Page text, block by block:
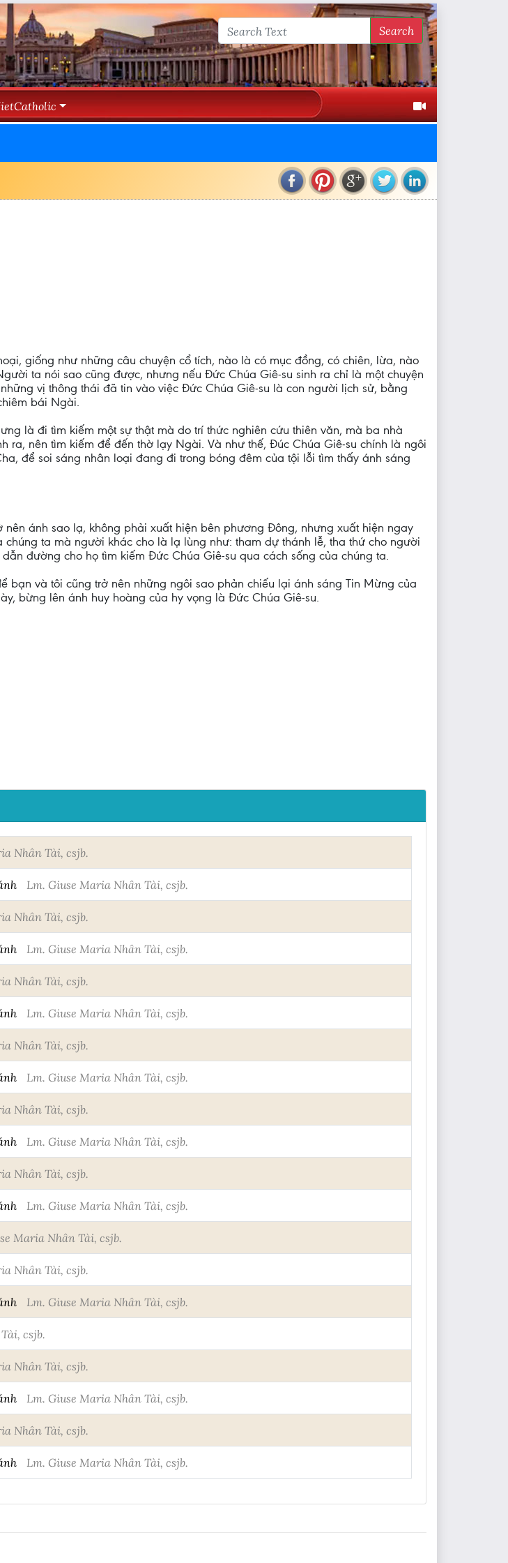
Search
giống như những câu chuyện cổ tích, nào là có mục đồng, có chiên, lừa, nào
ta nói sao cũng được, nhưng nếu Đức Chúa Giê-su sinh ra chỉ là một chuyện
vị thông thái đã tin vào việc Đức Chúa Giê-su là con người lịch sử, bằng
bái Ngài.
là đi tìm kiếm một sự thật mà do trí thức nghiên cứu thiên văn, mà ba nhà
ra, nên tìm kiếm để đến thờ lạy Ngài. Và như thế, Đúc Chúa Giê-su chính là ngôi
để soi sáng nhân loại đang đi trong bóng đêm của tội lỗi tìm thấy ánh sáng
ánh sao lạ, không phải xuất hiện bên phương Đông, nhưng xuất hiện ngay
ta mà người khác cho là lạ lùng như: tham dự thánh lễ, tha thứ cho người
đường cho họ tìm kiếm Đức Chúa Giê-su qua cách sống của chúng ta.
bạn và tôi cũng trở nên những ngôi sao phản chiếu lại ánh sáng Tin Mừng của
bừng lên ánh huy hoàng của hy vọng là Đức Chúa Giê-su.
Nhân Tài, csjb.
Lm. Giuse Maria Nhân Tài, csjb.
Nhân Tài, csjb.
Lm. Giuse Maria Nhân Tài, csjb.
Nhân Tài, csjb.
Lm. Giuse Maria Nhân Tài, csjb.
Nhân Tài, csjb.
Lm. Giuse Maria Nhân Tài, csjb.
Nhân Tài, csjb.
Lm. Giuse Maria Nhân Tài, csjb.
Nhân Tài, csjb.
Lm. Giuse Maria Nhân Tài, csjb.
Maria Nhân Tài, csjb.
Nhân Tài, csjb.
Lm. Giuse Maria Nhân Tài, csjb.
csjb.
Nhân Tài, csjb.
Lm. Giuse Maria Nhân Tài, csjb.
Nhân Tài, csjb.
Lm. Giuse Maria Nhân Tài, csjb.